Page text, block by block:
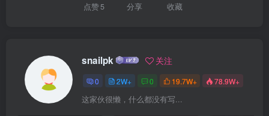
点赞5 分享 收藏
snailpk 关注
0 2W+ 0 19.7W+ 78.9W+
这家伙很懒，什么都没有写...